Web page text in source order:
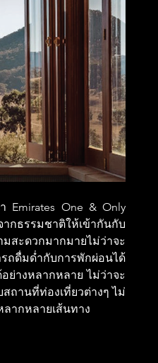
Emirates One & Only
ากธรรมชาติให้เข้ากันกับ
สะดวกมากมายไม่ว่าจะ
รถดื่มด่ำกับการพักผ่อนได้
ย่างหลากหลาย ไม่ว่าจะ
ถานที่ท่องเที่ยวต่างๆ ไม่
ลากหลายเส้นทาง